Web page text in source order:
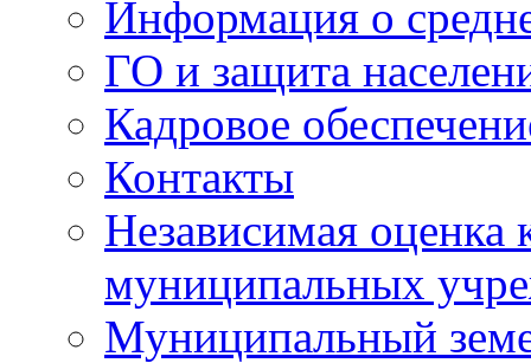
Информация о
ГО и защита
Кадровое
Контакты
Независимая оценка
муниципальных
Муниципальный